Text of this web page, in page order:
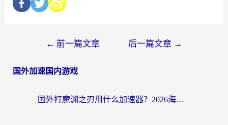
← 前一篇文章 后一篇文章 →
国外加速国内游戏
国外打魔渊之刃用什么加速器？2026海外玩家国服游戏加速全攻略（附闪耀暖暖&复苏的魔女避坑指南）